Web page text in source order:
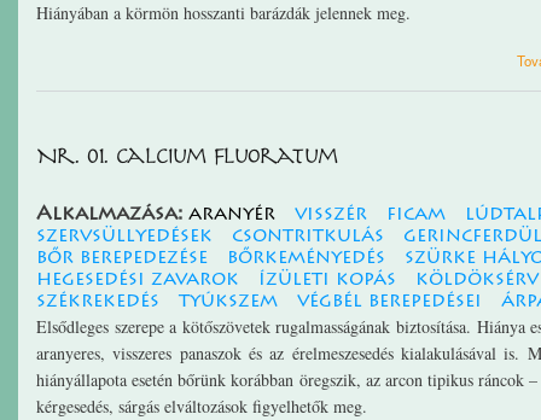
Hiányában a körmön hosszanti barázdák jelennek meg.
Nr. 01. Calcium fluoratum
Alkalmazása: aranyér visszér ficam
szervsüllyedések
csontritkulás
bőr berepedezése
bőrkeményedés
szürke
hegesedési zavarok
ízületi kopás
köldöksérv
székrekedés
tyúkszem végbél berepedései
Elsődleges szerepe a kötőszövetek rugalmasságának biztosítása.
aranyeres, visszeres panaszok és az érelmeszesedés kialakulásával
hiányállapota esetén bőrünk korábban öregszik, az arcon tipikus ráncok
kérgesedés, sárgás elváltozások figyelhetők meg.